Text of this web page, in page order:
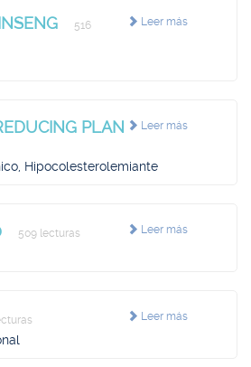
Leer más
516
Leer más
PLAN
Hipocolesterolemiante
Leer más
509 lecturas
Leer más